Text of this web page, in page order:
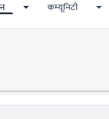
कम्यूनिटी